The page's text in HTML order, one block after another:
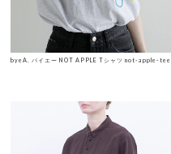
byeA. バイエー NOT APPLE Tシャツ not-apple-tee